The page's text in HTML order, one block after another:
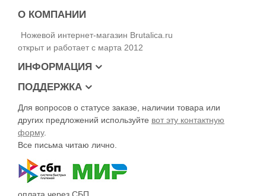
О КОМПАНИИ
Ножевой интернет-магазин Brutalica.ru
открыт и работает с марта 2012
ИНФОРМАЦИЯ
ПОДДЕРЖКА
Для вопросов о статусе заказе, наличии товара или
других предложений используйте вот эту контактную
форму.
Все письма читаю лично.
оплата через СБП,